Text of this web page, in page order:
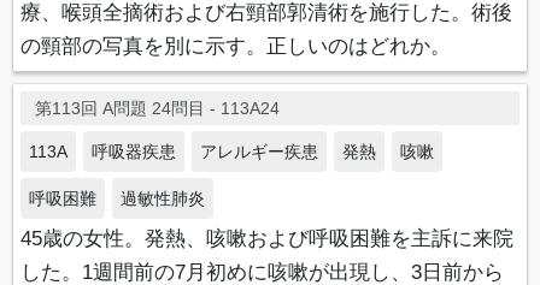
療、喉頭全摘術および右頸部郭清術を施行した。術後
の頸部の写真を別に示す。正しいのはどれか。
第113回 A問題 24問目 - 113A24
113A 呼吸器疾患 アレルギー疾患 発熱 咳嗽
呼吸困難 過敏性肺炎
45歳の女性。発熱、咳嗽および呼吸困難を主訴に来院
した。1週間前の7月初めに咳嗽が出現し、3日前から